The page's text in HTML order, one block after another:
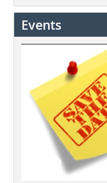
Events